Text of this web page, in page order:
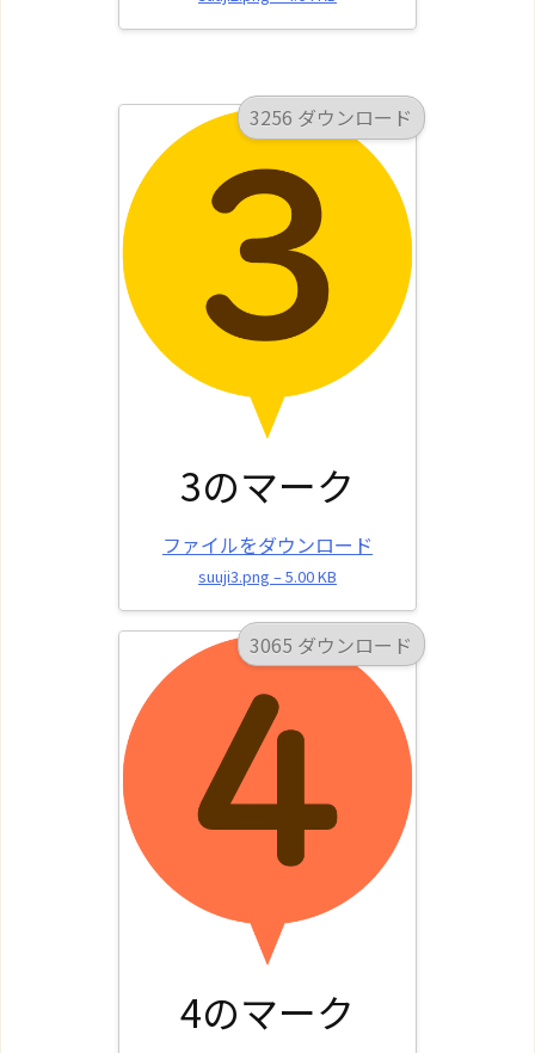
3256 ダウンロード
3のマーク
ファイルをダウンロード
suuji3.png – 5.00 KB
3065 ダウンロード
4のマーク